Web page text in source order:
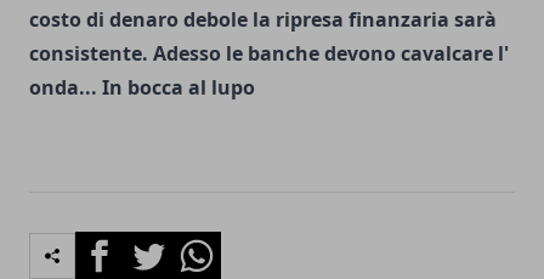
costo di denaro debole la ripresa finanzaria sarà
consistente. Adesso le banche devono cavalcare l'
onda... In bocca al lupo
FacebookTwitterWhatsapp